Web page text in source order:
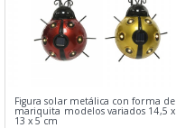
Figura solar metálica con forma de
mariquita modelos variados 14,5 x
13 x 5 cm